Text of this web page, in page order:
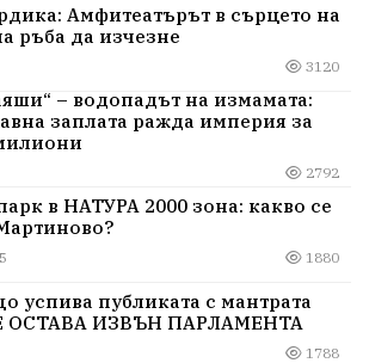
Амфитеатърът в сърцето на
ръба да изчезне
3120
– водопадът на измамата:
заплата ражда империя за
2792
в НАТУРА 2000 зона: какво се
1880
успива публиката с мантрата
ОСТАВА ИЗВЪН ПАРЛАМЕНТА
1788